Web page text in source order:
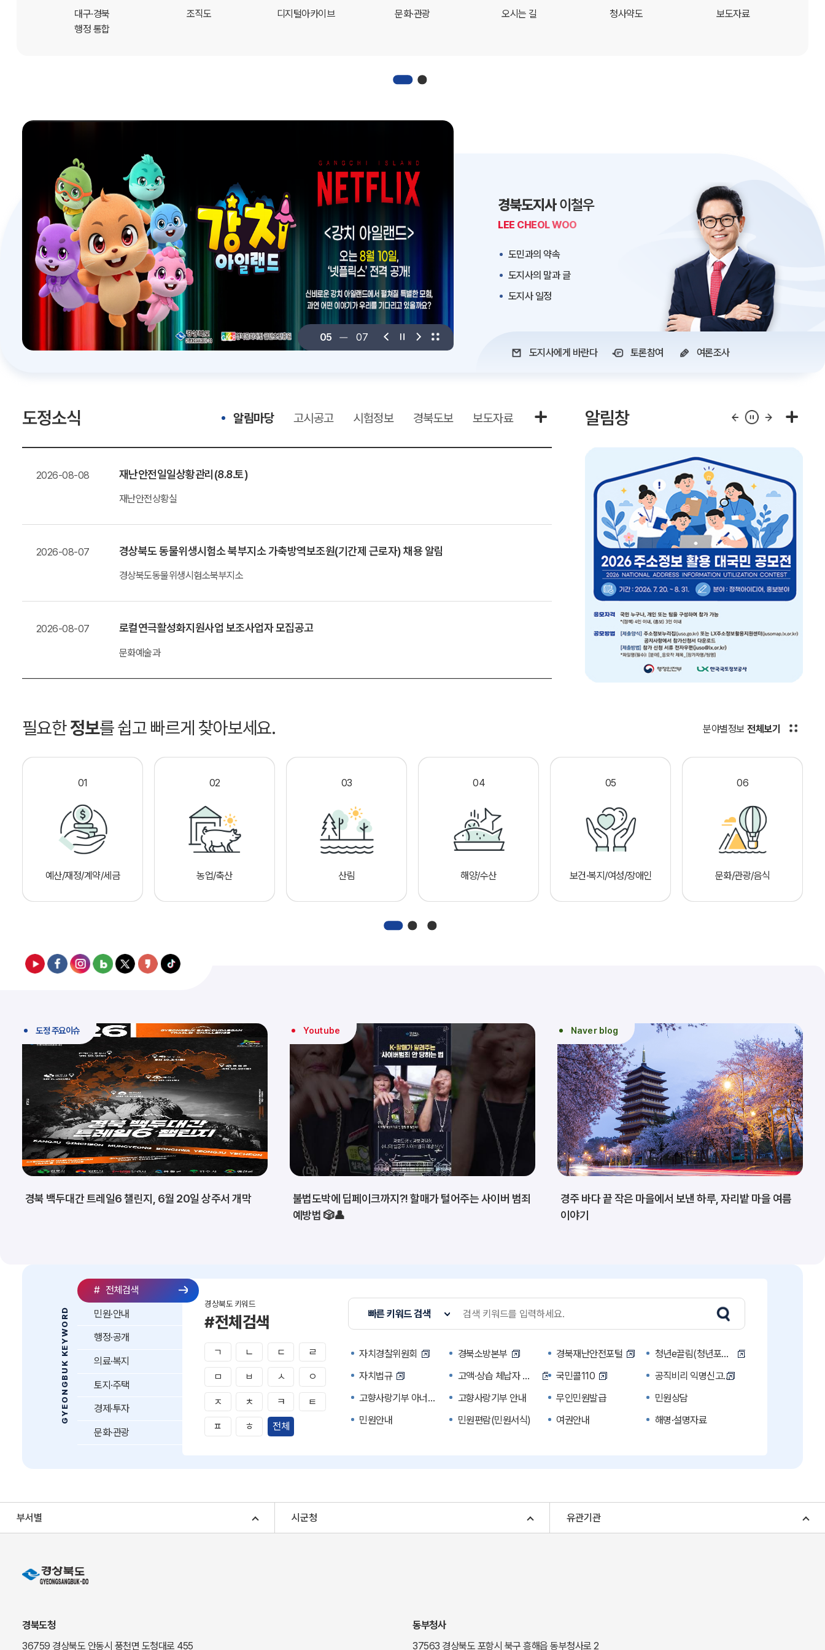
대구·경북
행정 통합
조직도 디지털아카이브 문화·관광 오시는 길 청사약도 보도자료
06 07
경북도지사이철우
LEE CHEOL WOO
도민과의 약속
도지사의 말과 글
도지사 일정
도지사에게 바란다 토론참여 여론조사
도정소식 알림마당 고시공고 시험정보 경북도보 보도자료
2026-08-08 재난안전일일상황관리(8.8.토)
재난안전상황실
2026-08-07 경상북도 동물위생시험소 북부지소 가축방역보조원(기간제 근로자) 채용 알림
경상북도동물위생시험소북부지소
2026-08-07 로컬연극활성화지원사업 보조사업자 모집공고
문화예술과
알림창
필요한정보를 쉽고 빠르게 찾아보세요.
01
예산/재정/계약/세금
02
농업/축산
03
산림
04
해양/수산
05
보건·복지/여성/장애인
06
문화/관광/음식
분야별정보 전체보기
도정 주요이슈
경북 백두대간 트레일6 챌린지, 6월 20일 상주서 개막
Youtube
불법도박에 딥페이크까지?! 할매가 털어주는 사이버 범죄
예방법 🎲👤
Naver blog
경주 바다 끝 작은 마을에서 보낸 하루, 자리밭 마을 여름
이야기
GYEONGBUK KEYWORD
# 전체검색
경상북도 키워드
#전체검색
ㄱ ㄴ ㄷ ㄹ
ㅁ ㅂ ㅅ ㅇ
ㅈ ㅊ ㅋ ㅌ
ㅍ ㅎ 전체
빠른 키워드 검색
자치경찰위원회 경북소방본부 경북재난안전포털
청년e끌림(청년포털)
자치법규
고액·상습 체납자 명단 국민콜110
공직비리 익명신고
고향사랑기부 아너스 클럽
고향사랑기부 안내 무인민원발급
민원상담
민원안내
민원편람(민원서식) 여권안내
해명·설명자료
귀농귀촌종합지원센터
부동산중개보수 안내 조상 땅 찾기
토지이용계획
경북e맛(음식정보)
도립예술단 공연소개 동락관
민원·안내
행정·공개
의료·복지
토지·주택
경제·투자
문화·관광
부서별 시군청 유관기관
경북도청
36759 경상북도 안동시 풍천면 도청대로 455
동부청사
37563 경상북도 포항시 북구 흥해읍 동부청사로 2